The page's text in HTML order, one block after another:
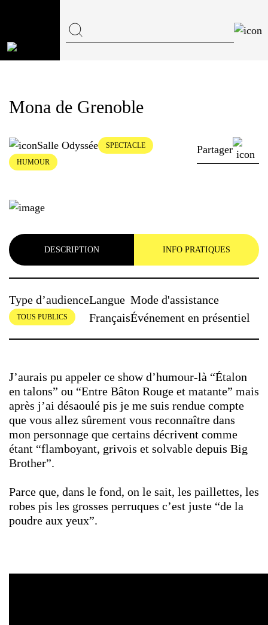
Mona de Grenoble
Salle Odyssée
SPECTACLE
HUMOUR
Partager
DESCRIPTION INFO PRATIQUES
Type d’audience
TOUS PUBLICS
Langue
Français
Mode d'assistance
Événement en présentiel
J’aurais pu appeler ce show d’humour-là “Étalon
en talons” ou “Entre Bâton Rouge et matante” mais
après j’ai désaoulé pis je me suis rendue compte
que vous allez sûrement vous reconnaître dans
mon personnage que certains décrivent comme
étant “flamboyant, grivois et solvable depuis Big
Brother”.
Parce que, dans le fond, on le sait, les paillettes, les
robes pis les grosses perruques c’est juste “de la
poudre aux yeux”.